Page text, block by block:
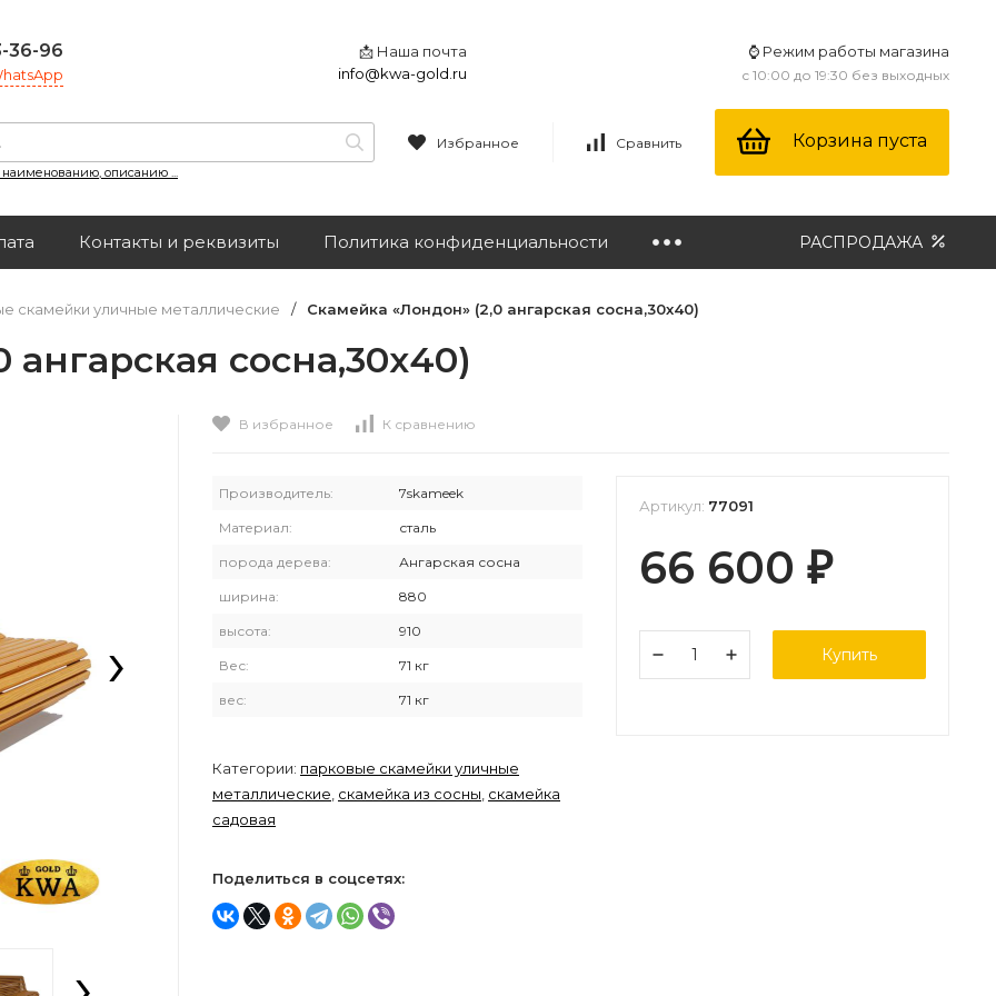
36-96
📩 Наша почта
info@kwa-gold.ru
⌚ Режим работы магазина
с 10:00 до 19:30 без выходных
наименованию, описанию ...
Избранное Сравнить Корзина пуста
Контакты и реквизиты Политика конфиденциальности РАСПРОДАЖА
скамейки уличные металлические / Скамейка «Лондон» (2,0 ангарская сосна,30х40)
сосна,30х40)
›
В избранное К сравнению
Производитель: 7skameek
Материал: сталь
порода дерева: Ангарская сосна
ширина: 880
высота: 910
Вес: 71 кг
вес: 71 кг
Категории: парковые скамейки уличные
металлические скамейка из сосны скамейка
садовая
Поделиться в соцсетях:
Артикул: 77091
66 600 ₽
Купить